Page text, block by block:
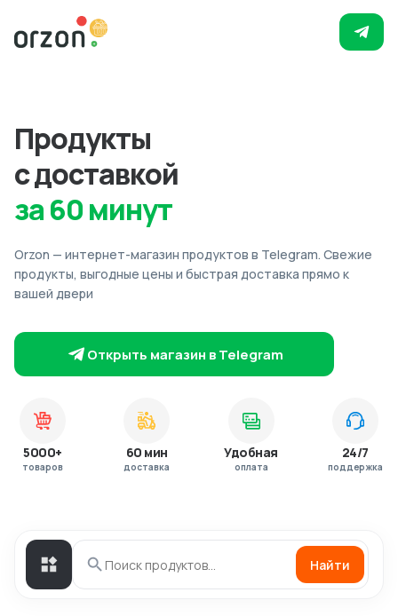
Продукты
с доставкой
за 60 минут
Orzon — интернет-магазин продуктов в Telegram. Свежие
продукты, выгодные цены и быстрая доставка прямо к
вашей двери
Открыть магазин в Telegram
5000+
товаров
60 мин
доставка
Удобная
оплата
24/7
поддержка
Найти